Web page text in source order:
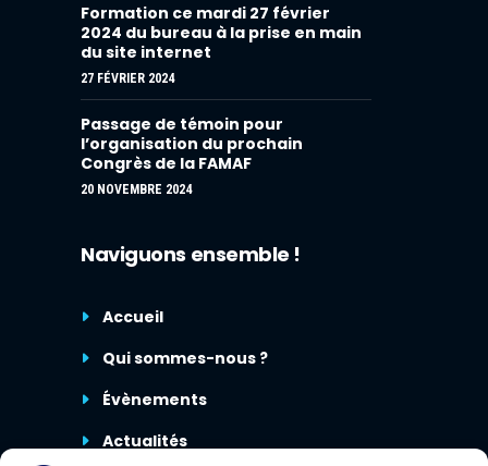
Formation ce mardi 27 février
2024 du bureau à la prise en main
du site internet
27 FÉVRIER 2024
Passage de témoin pour
l’organisation du prochain
Congrès de la FAMAF
20 NOVEMBRE 2024
Naviguons ensemble !
Accueil
Qui sommes-nous ?
Évènements
Actualités